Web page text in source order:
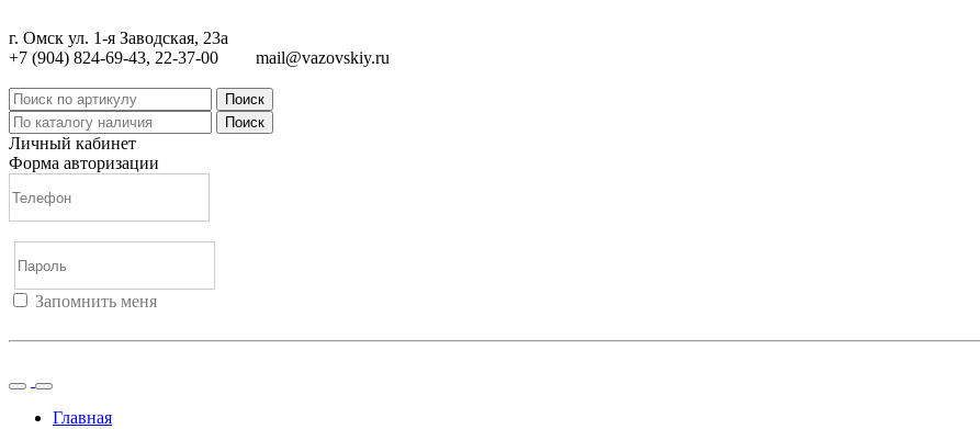
г. Омск ул. 1-я Заводская, 23а
+7 (904) 824-69-43, 22-37-00
mail@vazovskiy.ru
Поиск
Поиск
Личный кабинет
Форма авторизации
Запомнить меня
Главная